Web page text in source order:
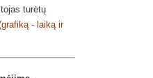
turėtų
- laiką ir